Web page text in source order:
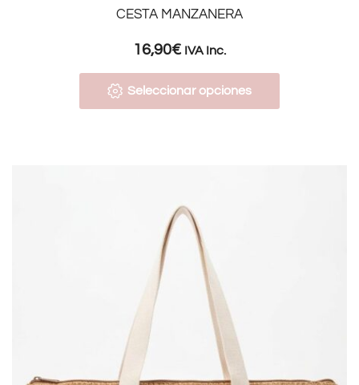
CESTA MANZANERA
16,90€ IVA Inc.
Seleccionar opciones